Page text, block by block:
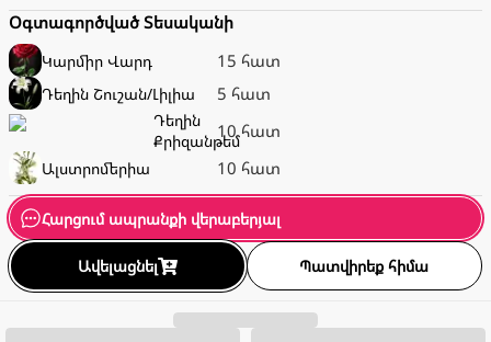
Օգտագործված Տեսականի
Կարմիր Վարդ 15 հատ
Դեղին Շուշան/Լիլիա 5 հատ
Դեղին
Քրիզանթեմ10 հատ
Ալստրոմերիա 10 հատ
Հարցում ապրանքի վերաբերյալ
Ավելացնել Պատվիրեք հիմա